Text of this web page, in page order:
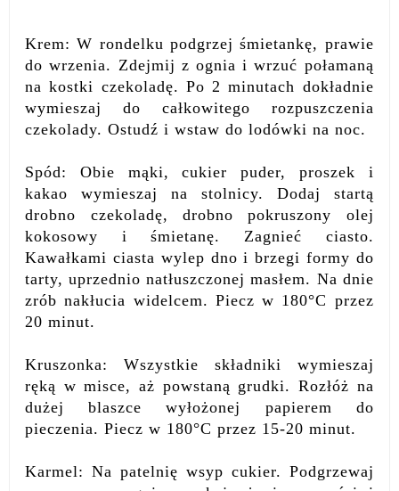
Krem: W rondelku podgrzej śmietankę, prawie
do wrzenia. Zdejmij z ognia i wrzuć połamaną
na kostki czekoladę. Po 2 minutach dokładnie
wymieszaj do całkowitego rozpuszczenia
czekolady. Ostudź i wstaw do lodówki na noc.
Spód: Obie mąki, cukier puder, proszek i
kakao wymieszaj na stolnicy. Dodaj startą
drobno czekoladę, drobno pokruszony olej
kokosowy i śmietanę. Zagnieć ciasto.
Kawałkami ciasta wylep dno i brzegi formy do
tarty, uprzednio natłuszczonej masłem. Na dnie
zrób nakłucia widelcem. Piecz w 180°C przez
20 minut.
Kruszonka: Wszystkie składniki wymieszaj
ręką w misce, aż powstaną grudki. Rozłóż na
dużej blaszce wyłożonej papierem do
pieczenia. Piecz w 180°C przez 15-20 minut.
Karmel: Na patelnię wsyp cukier. Podgrzewaj